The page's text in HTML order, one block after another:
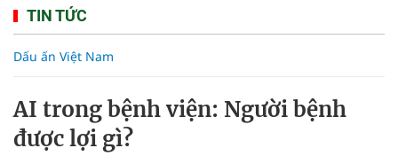
TIN TỨC
Dấu ấn Việt Nam
AI trong bệnh viện: Người bệnh
được lợi gì?